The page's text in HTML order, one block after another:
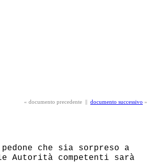
« documento precedente || documento successivo »
che sia sorpreso a
Autorità competenti sarà